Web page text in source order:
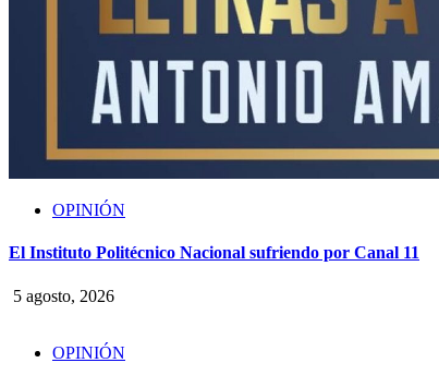
OPINIÓN
El Instituto Politécnico Nacional sufriendo por Canal 11
5 agosto, 2026
OPINIÓN